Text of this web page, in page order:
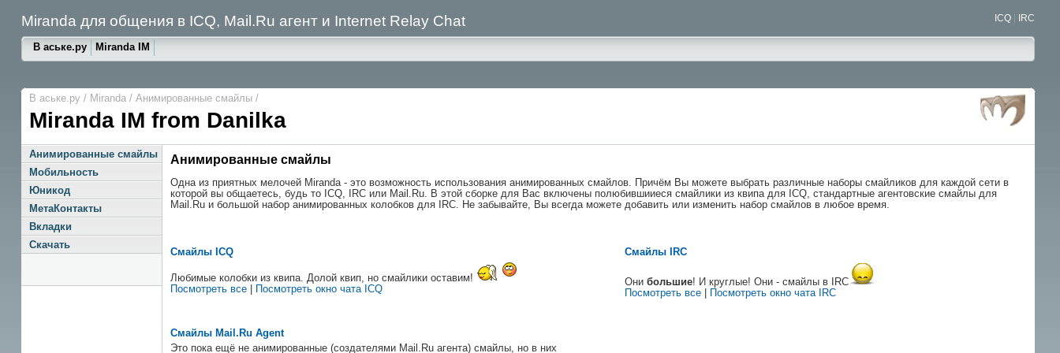
Miranda для общения в ICQ, Mail.Ru агент и Internet Relay Chat ICQ| IRC
В аське.ру Miranda IM
В аське.ру/ Miranda/ Анимированные смайлы/
Miranda IM from Danilka
Анимированные смайлы
Мобильность
Юникод
МетаКонтакты
Вкладки
Скачать
Анимированные смайлы
Одна из приятных мелочей Miranda - это возможность использования анимированных смайлов. Причём Вы можете выбрать различные наборы смайликов для каждой сети в
которой вы общаетесь, будь то ICQ, IRC или Mail.Ru. В этой сборке для Вас включены полюбившииеся смайлики из квипа для ICQ, стандартные агентовские смайлы для
Mail.Ru и большой набор анимированных колобков для IRC. Не забывайте, Вы всегда можете добавить или изменить набор смайлов в любое время.
Смайлы ICQ
Любимые колобки из квипа. Долой квип, но смайлики оставим!
Посмотреть все| Посмотреть окно чата ICQ
Смайлы IRC
Они большие! И круглые! Они - смайлы в IRC
Посмотреть все| Посмотреть окно чата IRC
Смайлы Mail.Ru Agent
Это пока ещё не анимированные (создателями Mail.Ru агента) смайлы, но в них